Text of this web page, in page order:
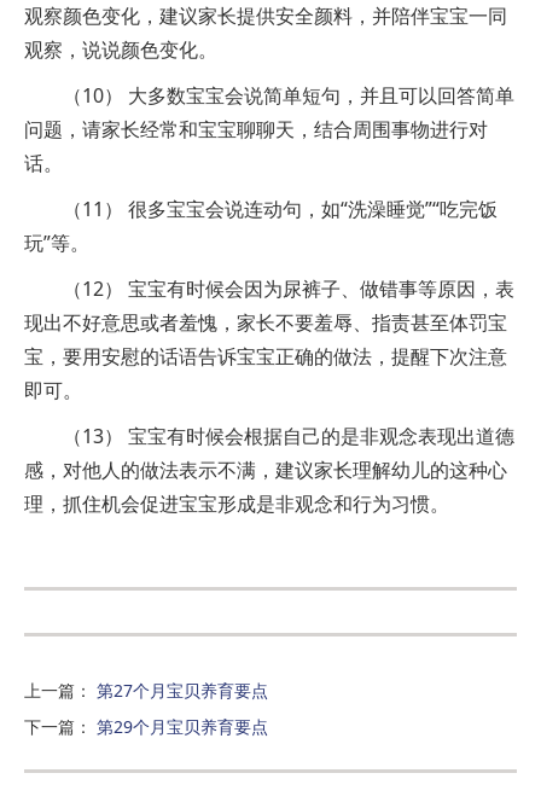
观察颜色变化，建议家长提供安全颜料，并陪伴宝宝一同
观察，说说颜色变化。
（10） 大多数宝宝会说简单短句，并且可以回答简单
问题，请家长经常和宝宝聊聊天，结合周围事物进行对
话。
（11） 很多宝宝会说连动句，如“洗澡睡觉”“吃完饭
玩”等。
（12） 宝宝有时候会因为尿裤子、做错事等原因，表
现出不好意思或者羞愧，家长不要羞辱、指责甚至体罚宝
宝，要用安慰的话语告诉宝宝正确的做法，提醒下次注意
即可。
（13） 宝宝有时候会根据自己的是非观念表现出道德
感，对他人的做法表示不满，建议家长理解幼儿的这种心
理，抓住机会促进宝宝形成是非观念和行为习惯。
上一篇 ： 第27个月宝贝养育要点
下一篇 ： 第29个月宝贝养育要点